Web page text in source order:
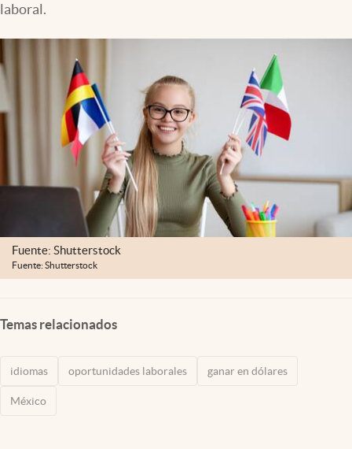
Espiritualidad
abre en nueva pestaña
México
laboral.
Fuente: Shutterstock
Fuente: Shutterstock
Temas relacionados
idiomas oportunidades laborales ganar en dólares
México